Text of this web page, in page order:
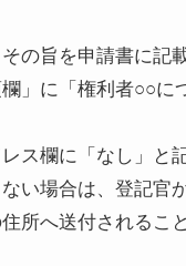
の旨を申請書に記
」に「権利者○○に
ス欄に「なし」と
い場合は、登記官
所へ送付されるこ